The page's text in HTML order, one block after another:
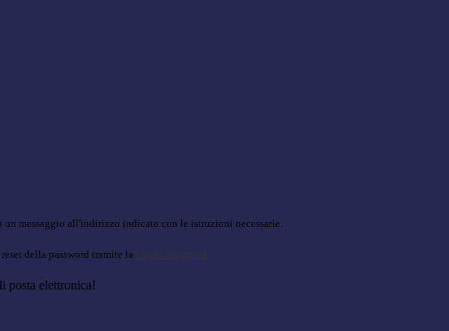
un messaggio all'indirizzo indicato con le istruzioni necessarie.
della password tramite la Login Spaggiari
posta elettronica!